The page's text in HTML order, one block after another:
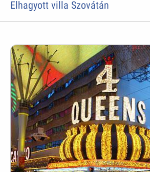
Elhagyott villa Szovátán